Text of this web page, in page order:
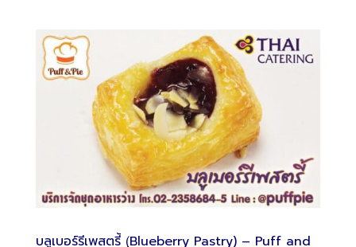
บลูเบอร์รีเพสตรี้ (ฺBlueberry Pastry) – Puff and